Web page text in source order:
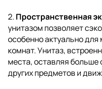
2. Пространственная
унитазом позволяет
особенно актуально
комнат.Унитаз,
места, оставляя больше
других предметов и